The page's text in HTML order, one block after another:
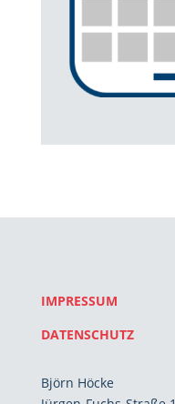
IMPRESSUM
DATENSCHUTZ
Björn Höcke